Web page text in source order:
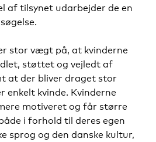
af tilsynet udarbejder de en
stor vægt på, at kvinderne
støttet og vejledt af
at der bliver draget stor
enkelt kvinde. Kvinderne
motiveret og får større
i forhold til deres egen
sprog og den danske kultur,